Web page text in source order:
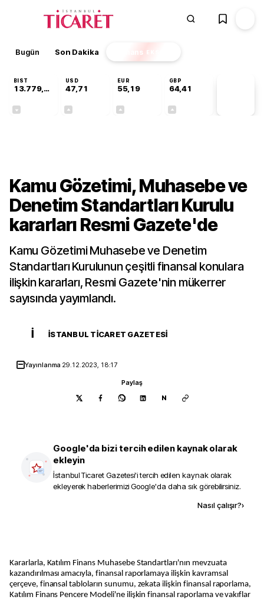
Bugün Son Dakika Finans EKSTRA
BIST
13.779,39
USD
47,71
EUR
55,19
GBP
64,41
Kamu Gözetimi, Muhasebe ve
Denetim Standartları Kurulu
kararları Resmi Gazete'de
Kamu Gözetimi Muhasebe ve Denetim
Standartları Kurulunun çeşitli finansal konulara
ilişkin kararları, Resmi Gazete'nin mükerrer
sayısında yayımlandı.
İ İSTANBUL TICARET GAZETESI
Yayınlanma 29.12.2023, 18:17
Paylaş
N
Google'da bizi tercih edilen kaynak olarak
ekleyin
İstanbul Ticaret Gazetesi'i tercih edilen kaynak olarak
ekleyerek haberlerimizi Google'da daha sık görebilirsiniz.
Nasıl çalışır?›
Kararlarla, Katılım Finans Muhasebe Standartları'nın mevzuata
kazandırılması amacıyla, finansal raporlamaya ilişkin kavramsal
çerçeve, finansal tabloların sunumu, zekata ilişkin finansal raporlama,
Katılım Finans Pencere Modeli'ne ilişkin finansal raporlama ve vakıflar